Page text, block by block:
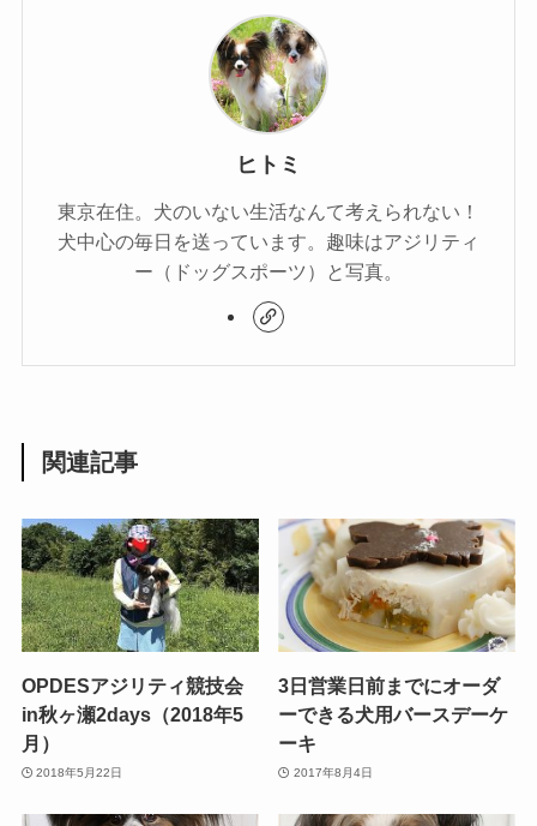
ヒトミ
東京在住。犬のいない生活なんて考えられない！
犬中心の毎日を送っています。趣味はアジリティ
ー（ドッグスポーツ）と写真。
関連記事
OPDESアジリティ競技会
in秋ヶ瀬2days（2018年5
月）
2018年5月22日
3日営業日前までにオーダ
ーできる犬用バースデーケ
ーキ
2017年8月4日